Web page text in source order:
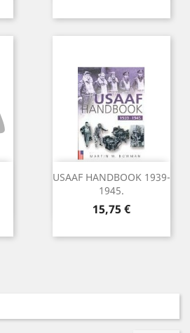
USAAF HANDBOOK 1939-
1945.
Precio
15,75 €